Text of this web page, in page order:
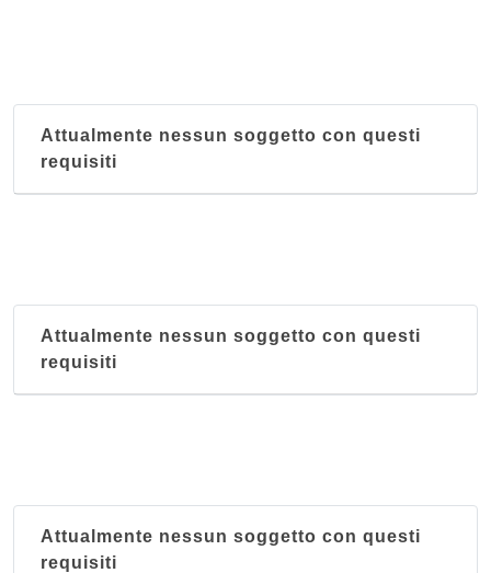
Attualmente nessun soggetto con questi
requisiti
Attualmente nessun soggetto con questi
requisiti
Attualmente nessun soggetto con questi
requisiti